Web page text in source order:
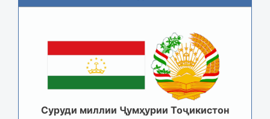
Суруди миллии Ҷумҳурии Тоҷикистон